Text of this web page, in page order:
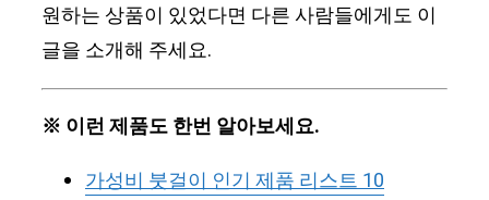
원하는 상품이 있었다면 다른 사람들에게도 이
글을 소개해 주세요.
※ 이런 제품도 한번 알아보세요.
가성비 붓걸이 인기 제품 리스트 10